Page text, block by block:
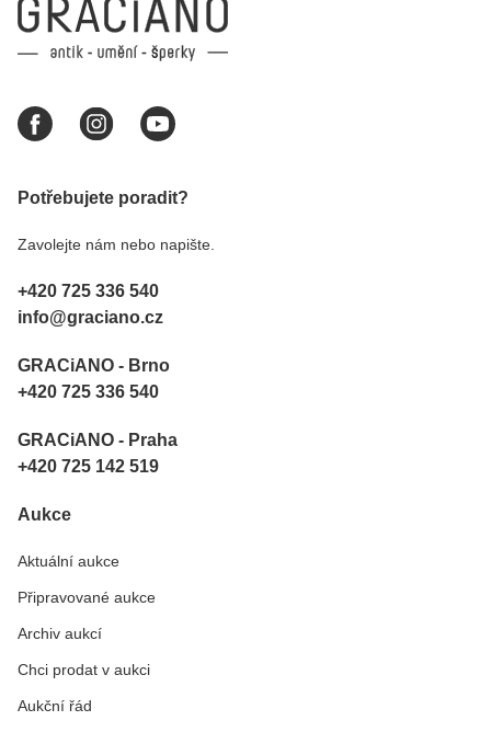
Potřebujete poradit?
Zavolejte nám nebo napište.
+420 725 336 540
info@graciano.cz
GRACiANO - Brno
+420 725 336 540
GRACiANO - Praha
+420 725 142 519
Aukce
Aktuální aukce
Připravované aukce
Archiv aukcí
Chci prodat v aukci
Aukční řád